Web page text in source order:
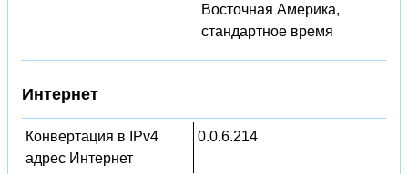
Восточная Америка,
стандартное время
Интернет
Конвертация в IPv4
адрес Интернет
0.0.6.214